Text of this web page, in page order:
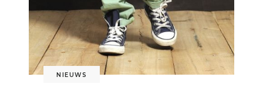
NIEUWS